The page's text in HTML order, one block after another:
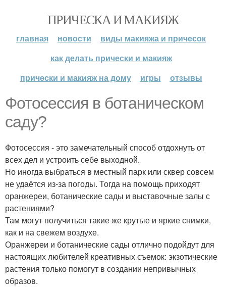
ПРИЧЕСКА И МАКИЯЖ
главная новости
виды макияжа и причесок
как делать прически и макияж
прически и макияж на дому
игры отзывы
Фотосессия в ботаническом
саду?
Фотосессия - это замечательный способ отдохнуть от
всех дел и устроить себе выходной.
Но иногда выбраться в местный парк или сквер совсем
не удаётся из-за погоды. Тогда на помощь приходят
оранжереи, ботанические сады и выставочные залы с
растениями?
Там могут получиться такие же крутые и яркие снимки,
как и на свежем воздухе.
Оранжереи и ботанические сады отлично подойдут для
настоящих любителей креативных съемок: экзотические
растения только помогут в создании непривычных
образов.